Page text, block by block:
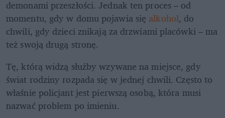
demonami przeszłości. Jednak ten proces – od
momentu, gdy w domu pojawia się alkohol, do
chwili, gdy dzieci znikają za drzwiami placówki – ma
też swoją drugą stronę.
Tę, którą widzą służby wzywane na miejsce, gdy
świat rodziny rozpada się w jednej chwili. Często to
właśnie policjant jest pierwszą osobą, która musi
nazwać problem po imieniu.